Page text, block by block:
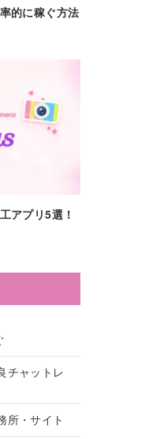
的に稼ぐ方法
アプリ5選！
チャットレ
所・サイト